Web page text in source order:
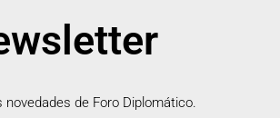
novedades de Foro Diplomático.